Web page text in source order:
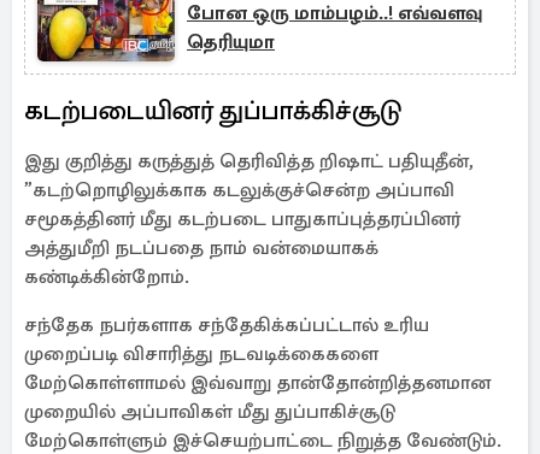
போன ஒரு மாம்பழம்..! எவ்வளவு
தெரியுமா
கடற்படையினர் துப்பாக்கிச்சூடு
இது குறித்து கருத்துத் தெரிவித்த றிஷாட் பதியுதீன்,
”கடற்றொழிலுக்காக கடலுக்குச்சென்ற அப்பாவி
சமூகத்தினர் மீது கடற்படை பாதுகாப்புத்தரப்பினர்
அத்துமீறி நடப்பதை நாம் வன்மையாகக்
கண்டிக்கின்றோம்.
சந்தேக நபர்களாக சந்தேகிக்கப்பட்டால் உரிய
முறைப்படி விசாரித்து நடவடிக்கைகளை
மேற்கொள்ளாமல் இவ்வாறு தான்தோன்றித்தனமான
முறையில் அப்பாவிகள் மீது துப்பாகிச்சூடு
மேற்கொள்ளும் இச்செயற்பாட்டை நிறுத்த வேண்டும்.